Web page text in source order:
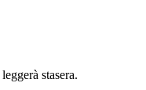
stasera.